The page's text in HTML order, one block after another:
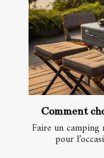
Comment
Faire un camping
pour